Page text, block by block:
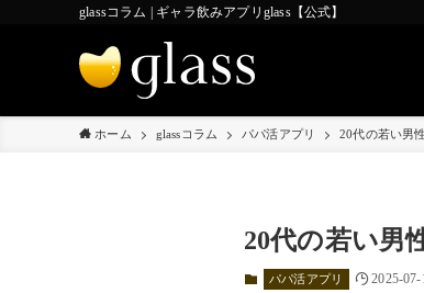
glassコラム | ギャラ飲みアプリglass【公式】
ホーム glassコラム パパ活アプリ 20代の若い男
20代の若い男
パパ活アプリ 2025-07-